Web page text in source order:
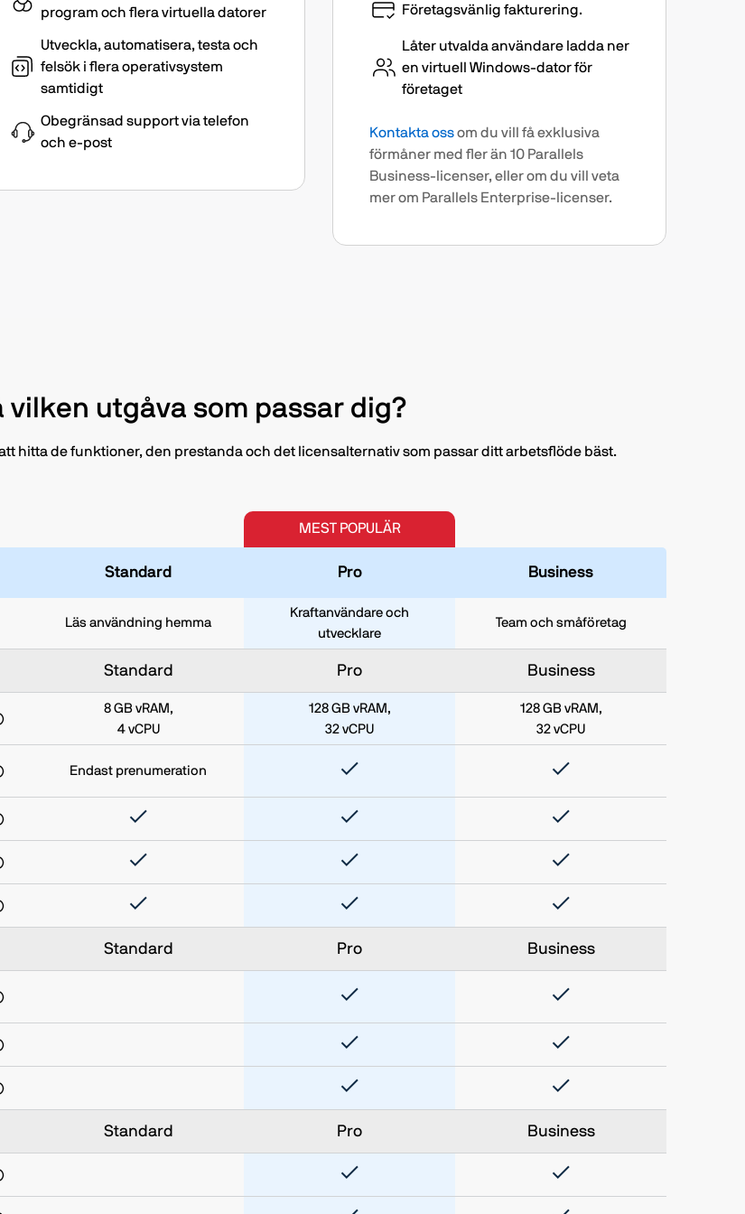
program och flera virtuella datorer
Utveckla, automatisera, testa och
felsök i flera operativsystem
samtidigt
Obegränsad support via telefon
och e-post
Företagsvänlig fakturering.
Låter utvalda användare ladda ner
en virtuell Windows-dator för
företaget
Kontakta ossom du vill få exklusiva
förmåner med fler än 10 Parallels
Business-licenser, eller om du vill veta
mer om Parallels Enterprise-licenser.
vilken utgåva som passar dig?
hitta de funktioner, den prestanda och det licensalternativ som passar ditt arbetsflöde bäst.
MEST POPULÄR
Standard Pro Business
Läs användning hemma
Kraftanvändare och
utvecklare
Team och småföretag
Standard Pro Business
8 GB vRAM,
4 vCPU
128 GB vRAM,
32 vCPU
128 GB vRAM,
32 vCPU
Endast prenumeration
Standard Pro Business
Standard Pro Business